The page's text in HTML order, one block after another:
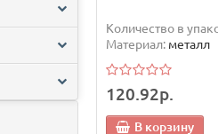
Количество в
Материал: металл
120.92р.
В корзину